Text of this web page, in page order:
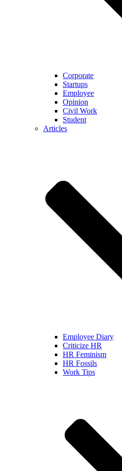
Corporate
Startups
Employee
Opinion
Civil Work
Student
Articles
Employee Diary
Criticize HR
HR Feminism
HR Fossils
Work Tips